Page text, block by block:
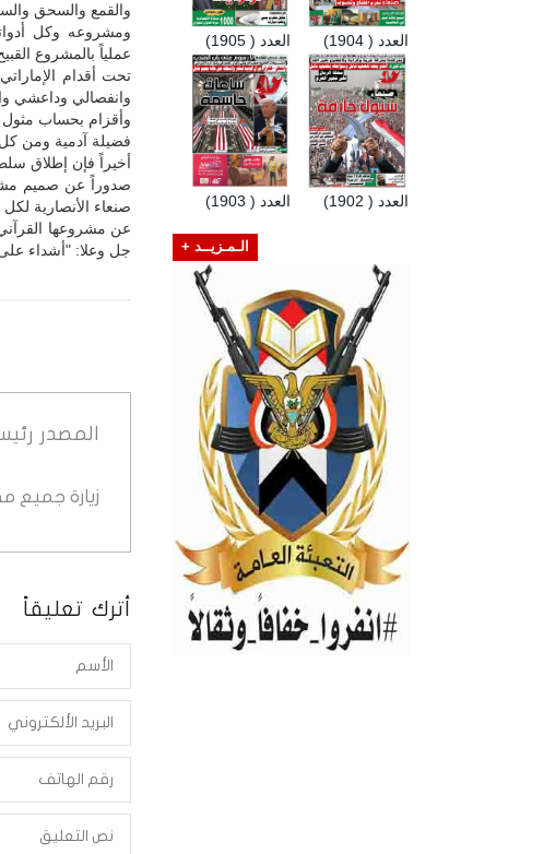
والقمع والسحق
ومشروعه وكل
عملياً بالمشروع
تحت أقدام
وانفصالي وداعشي
وأقزام بحساب مثول
فضيلة آدمية ومن
أخيراً فإن إطلاق
صدوراً عن صميم
صنعاء الأنصارية
عن مشروعها القرآني
جل وعلا: "أشداء على
المصدر
زيارة جميع
أترك تعليقاً
العدد ( 1905) العدد ( 1904)
العدد ( 1903) العدد ( 1902)
الـمـزيــد +